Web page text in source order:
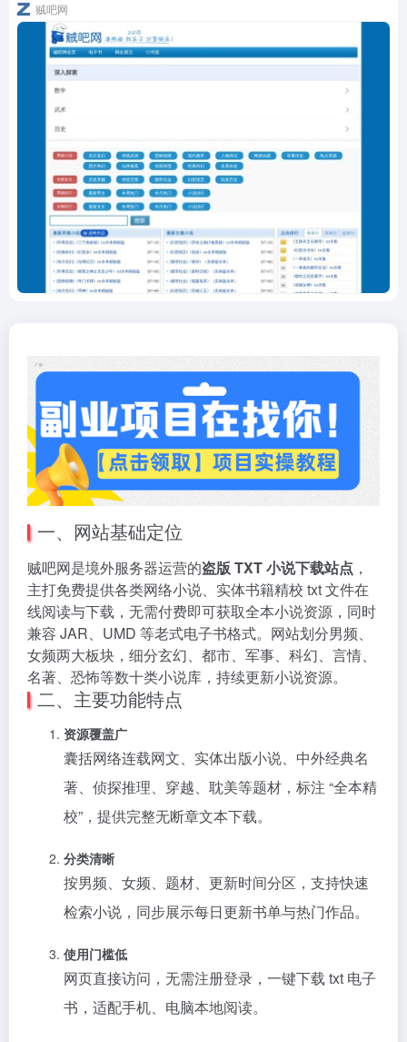
贼吧网
一、网站基础定位
贼吧网是境外服务器运营的盗版 TXT 小说下载站点 ，
主打免费提供各类网络小说、实体书籍精校 txt 文件在
线阅读与下载，无需付费即可获取全本小说资源，同时
兼容 JAR、UMD 等老式电子书格式。网站划分男频、
女频两大板块，细分玄幻、都市、军事、科幻、言情、
名著、恐怖等数十类小说库，持续更新小说资源。
二、主要功能特点
资源覆盖广
囊括网络连载网文、实体出版小说、中外经典名
著、侦探推理、穿越、耽美等题材，标注 “全本精
校”，提供完整无断章文本下载。
分类清晰
按男频、女频、题材、更新时间分区，支持快速
检索小说，同步展示每日更新书单与热门作品。
使用门槛低
网页直接访问，无需注册登录，一键下载 txt 电子
书，适配手机、电脑本地阅读。